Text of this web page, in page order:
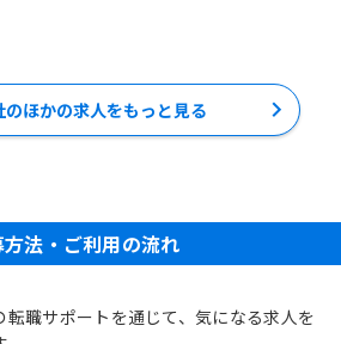
のほかの求人をもっと見る
法・ご利用の流れ
職サポートを通じて、気になる求人を